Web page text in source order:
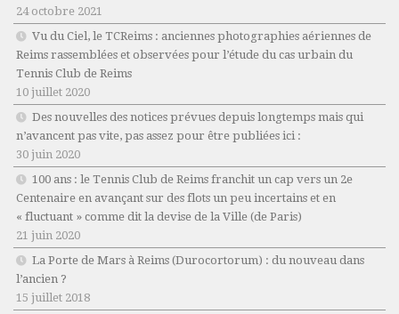
24 octobre 2021
Vu du Ciel, le TCReims : anciennes photographies aériennes de
Reims rassemblées et observées pour l’étude du cas urbain du
Tennis Club de Reims
10 juillet 2020
Des nouvelles des notices prévues depuis longtemps mais qui
n’avancent pas vite, pas assez pour être publiées ici :
30 juin 2020
100 ans : le Tennis Club de Reims franchit un cap vers un 2e
Centenaire en avançant sur des flots un peu incertains et en
« fluctuant » comme dit la devise de la Ville (de Paris)
21 juin 2020
La Porte de Mars à Reims (Durocortorum) : du nouveau dans
l’ancien ?
15 juillet 2018